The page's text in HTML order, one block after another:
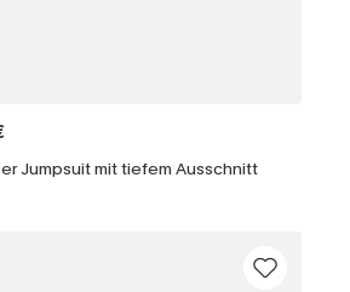
Jumpsuit mit tiefem Ausschnitt